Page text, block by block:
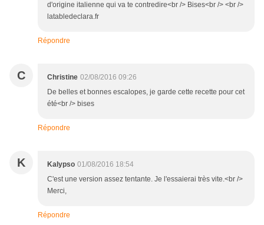
d'origine italienne qui va te contredire<br /> Bises<br /> <br />
latabledeclara.fr
Répondre
C Christine 02/08/2016 09:26
De belles et bonnes escalopes, je garde cette recette pour cet
été<br /> bises
Répondre
K Kalypso 01/08/2016 18:54
C'est une version assez tentante. Je l'essaierai très vite.<br />
Merci,
Répondre